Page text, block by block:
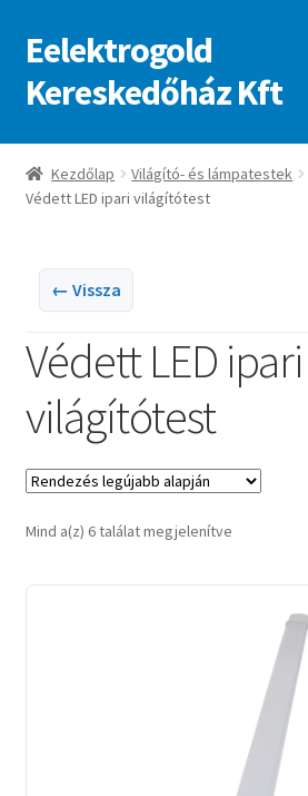
Ugrás
a
navigációhoz
Kilépés
a
tartalomba
Eelektrogold
Kereskedőház Kft
Kezdőlap
A fiókom
ajanlatkeres
Kezdőlap Világító- és lámpatestek
Védett LED ipari világítótest
← Vissza
Védett LED ipari
világítótest
Mind a(z) 6 találat megjelenítveSorted